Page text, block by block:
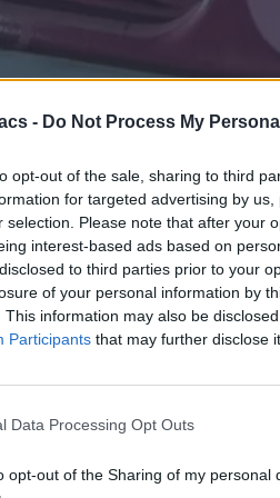
- Do Not Process My
opt-out of the sale, sharing to third
for targeted advertising by
selection. Please note that after your
interest-based ads based on
to third parties prior to your
of your personal information by
This information may also be
Participants that may further disclose
Data Processing Opt Outs
opt-out of the Sharing of my personal
18 Pro στο διαδίκτυο και
χρώματα που θα κυκλοφορήσουν τα
Οι φωτογραφίες μας
από τα iPhone 17 Pro. Η πλάτη
και όχι στον σχεδιασμό.
γαλάζιο και μπορντό
έχουμε στην πλάτη την